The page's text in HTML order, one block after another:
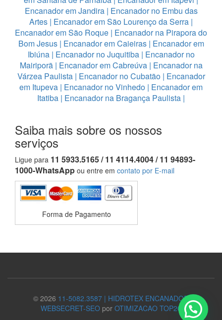
Encanador em Jandira| Encanador no Embu das
Artes | Encanador em São Lourenço da Serra |
Encanador em São Roque | Encanador na Pirapora do
Bom Jesus| Encanador em Caieiras| Encanador em
Ibiúna| Encanador no Juquitiba| Encanador no
Mairiporã| Encanador em Cabreúva| Encanador na
Várzea Paulista| Encanador no Cubatão| Encanador
em Itupeva | Encanador no Vinhedo | Encanador em
Itatiba | Encanador na Bragança Paulista |
Saiba mais sobre os nossos
serviços
Ligue para 11 5933.5165 / 11 4114.4004 / 11 94893-
1000-WhatsApp ou entre em contato por E-mail
Forma de Pagamento
© 2026 11-5082.3587 | HIDROTEX ENCANADOR
WEBSECRET-SEO por OTIMIZACAO TOP20